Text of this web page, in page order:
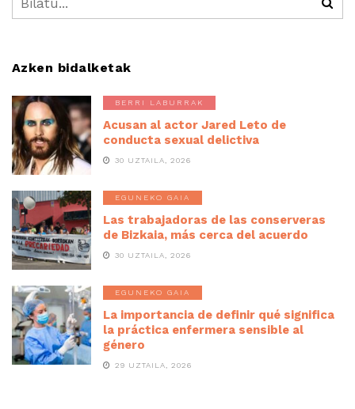
Azken bidalketak
BERRI LABURRAK
Acusan al actor Jared Leto de
conducta sexual delictiva
30 UZTAILA, 2026
EGUNEKO GAIA
Las trabajadoras de las conserveras
de Bizkaia, más cerca del acuerdo
30 UZTAILA, 2026
EGUNEKO GAIA
La importancia de definir qué significa
la práctica enfermera sensible al
género
29 UZTAILA, 2026